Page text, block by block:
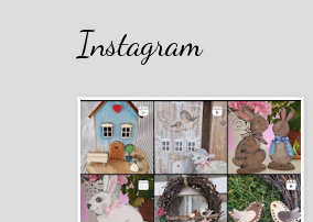
Instagram